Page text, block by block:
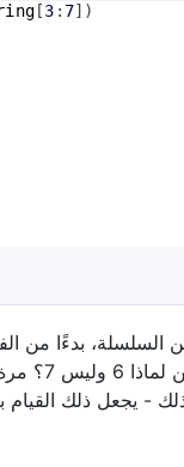
[3 : 7])
الفهرس 6.
- يجعل ذلك القيام